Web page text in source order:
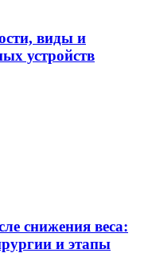
виды и
устройств
снижения веса:
и этапы